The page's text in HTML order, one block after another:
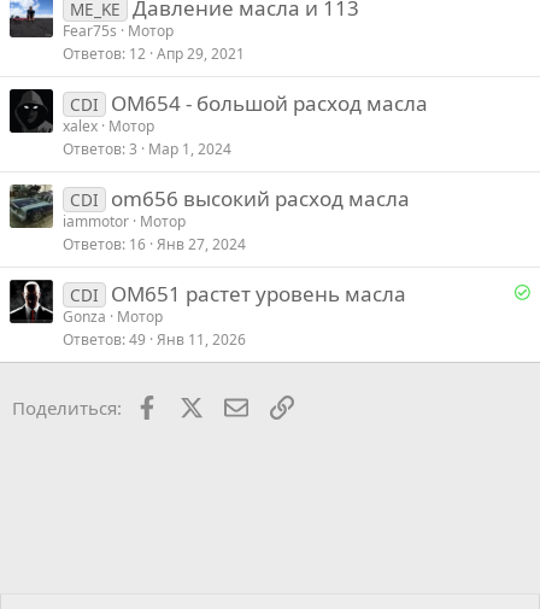
ME_KE Давление масла и 113
Fear75s
Мотор
Ответов 12 Апр 29, 2021
CDI OM654 - большой расход масла
xalex Мотор
Ответов 3 Мар 1, 2024
CDI om656 высокий расход масла
iammotor Мотор
Ответов 16 Янв 27, 2024
Р
е
CDI OM651 растет уровень масла
Gonza
Мотор
Ответов 49 Янв 11, 2026
Поделиться: Facebook ПочтаСсылкой